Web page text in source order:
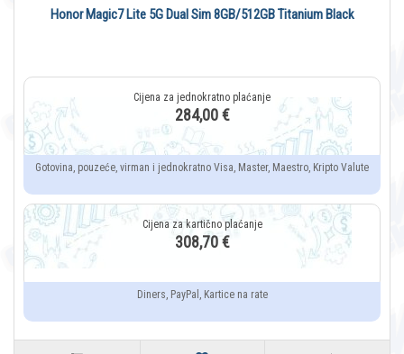
Honor Magic7 Lite 5G Dual Sim 8GB/512GB Titanium Black
284,00 €
Gotovina, pouzeće, virman i jednokratno Visa, Master, Maestro, Kripto Valute
308,70 €
Diners, PayPal, Kartice na rate